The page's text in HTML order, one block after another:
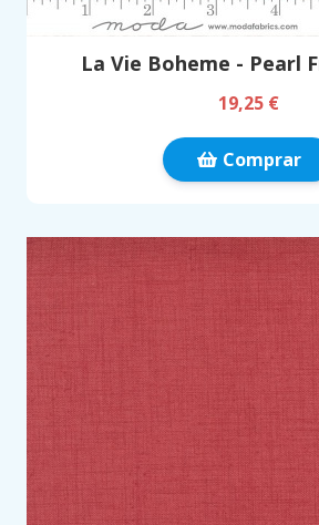
La Vie Boheme - Pearl
19,25 €
Comprar